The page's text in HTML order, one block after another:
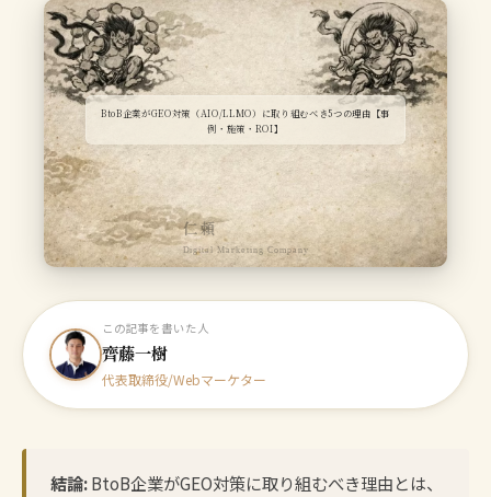
BtoB企業がGEO対策（AIO/LLMO）に取り組むべき5つの理由【事
例・施策・ROI】
仁頼
Digital Marketing Company
この記事を書いた人
齊藤一樹
代表取締役/Webマーケター
結論:BtoB企業がGEO対策に取り組むべき理由とは、